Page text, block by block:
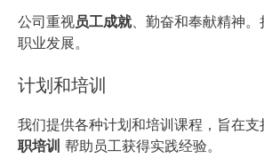
公司重视员工成就、勤奋和奉献精神
职业发展。
计划和培训
我们提供各种计划和培训课程，旨在支
职培训 帮助员工获得实践经验。